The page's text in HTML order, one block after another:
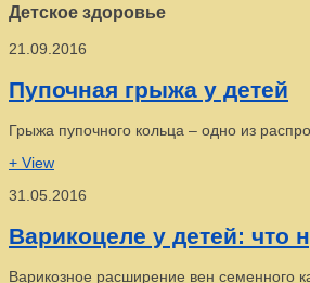
Детское здоровье
21.09.2016
Пупочная грыжа у детей
Грыжа пупочного кольца – одно из
+ View
31.05.2016
Варикоцеле у детей: что
Варикозное расширение вен семенного